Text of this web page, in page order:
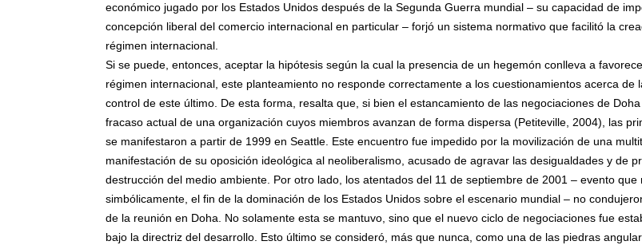
económico jugado por los Estados Unidos después de la Segunda Guerra mundial – su capacidad de
concepción liberal del comercio internacional en particular – forjó un sistema normativo que facilitó la
régimen internacional.
Si se puede, entonces, aceptar la hipótesis según la cual la presencia de un hegemón conlleva a
régimen internacional, este planteamiento no responde correctamente a los cuestionamientos acerca de
control de este último. De esta forma, resalta que, si bien el estancamiento de las negociaciones de
fracaso actual de una organización cuyos miembros avanzan de forma dispersa (Petiteville, 2004), las
se manifestaron a partir de 1999 en Seattle. Este encuentro fue impedido por la movilización de una
manifestación de su oposición ideológica al neoliberalismo, acusado de agravar las desigualdades y de
destrucción del medio ambiente. Por otro lado, los atentados del 11 de septiembre de 2001 – evento que
simbólicamente, el fin de la dominación de los Estados Unidos sobre el escenario mundial – no
de la reunión en Doha. No solamente esta se mantuvo, sino que el nuevo ciclo de negociaciones fue
bajo la directriz del desarrollo. Esto último se consideró, más que nunca, como una de las piedras